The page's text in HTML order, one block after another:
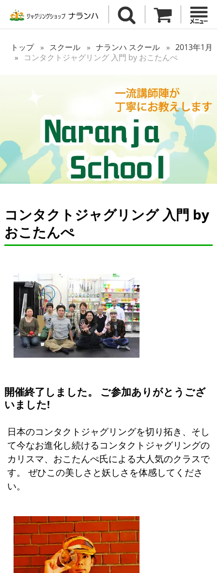
トップ スクール ナランハ スクール
2013年1月
コンタクトジャグリング 入門 by おこたんぺ
コンタクトジャグリング 入門 by
おこたんぺ
開催終了しました。 ご参加ありがとうござ
いました!
日本のコンタクトジャグリングを切り拓き、そし
て今なお進化し続けるコンタクトジャグリングの
カリスマ、おこたんぺ氏による大人気のクラスで
す。 ぜひこの美しさと妖しさを体感してくださ
い。